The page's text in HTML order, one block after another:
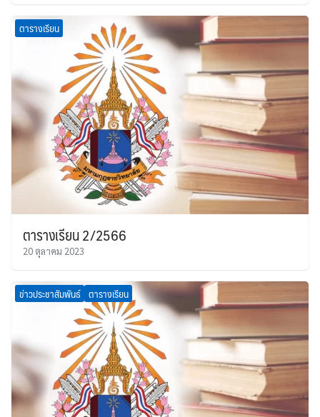
ตารางเรียน
ตารางเรียน 2/2566
20 ตุลาคม 2023
ข่าวประชาสัมพันธ์ ตารางเรียน